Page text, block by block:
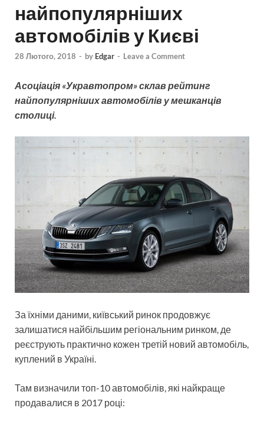
найпопулярніших
автомобілів у Києві
28 Лютого, 2018 - by Edgar - Leave a Comment
Асоціація «Укравтопром» склав рейтинг
найпопулярніших автомобілів у мешканців
столиці.
За їхніми даними, київський ринок продовжує
залишатися найбільшим регіональним ринком, де
реєструють практично кожен третій новий автомобіль,
куплений в Україні.
Там визначили топ-10 автомобілів, які найкраще
продавалися в 2017 році: